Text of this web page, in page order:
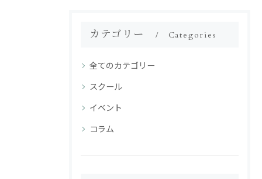
カテゴリー Categories
全てのカテゴリー
スクール
イベント
コラム